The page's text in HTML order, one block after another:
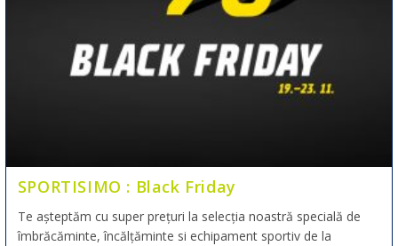
SPORTISIMO : Black Friday
Te așteptăm cu super prețuri la selecția noastră specială de
îmbrăcăminte, încălțăminte si echipament sportiv de la